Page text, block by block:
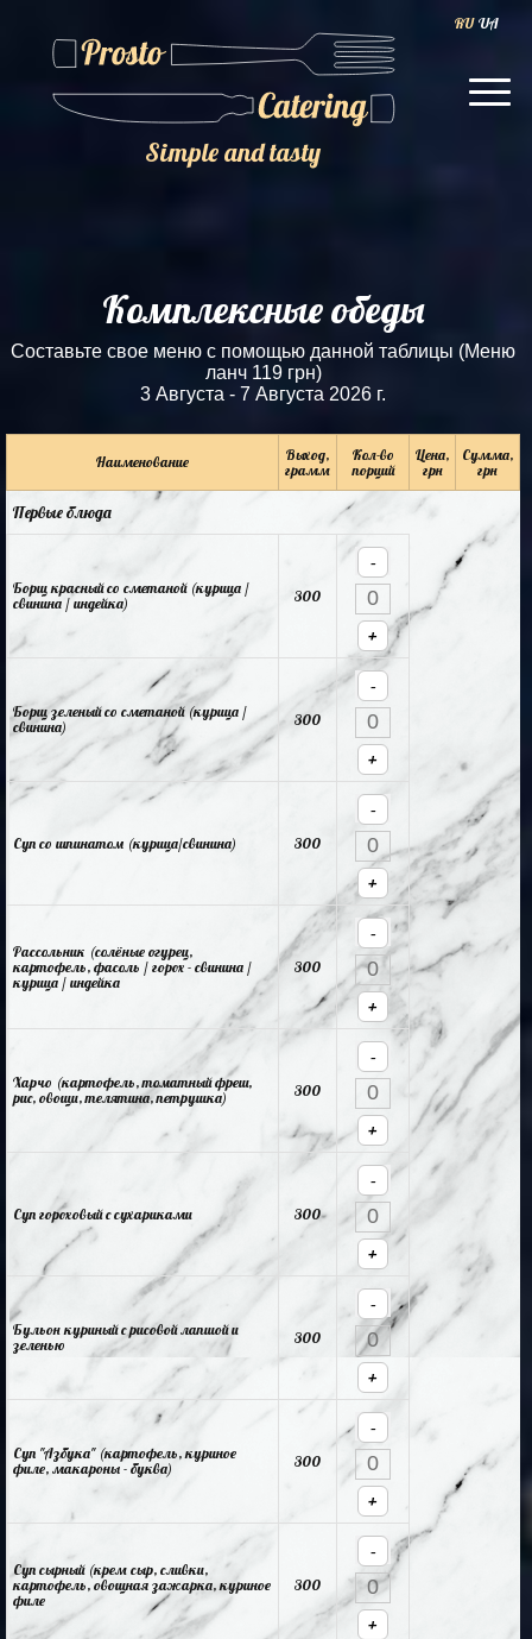
Simple and tasty
RU UA
Комплексные обеды
Составьте свое меню с помощью данной таблицы (Меню
ланч 119 грн)
3 Августа - 7 Августа 2026 г.
Наименование
Выход,
грамм
Кол-во
порций
Цена,
грн
Сумма,
грн
Первые блюда
Борщ красный со сметаной (курица /
свинина / индейка)
300
-
+
Борщ зеленый со сметаной (курица /
свинина)
300
-
+
Суп со шпинатом (курица/свинина) 300
-
+
Рассольник (солёные огурец,
картофель, фасоль / горох - свинина /
курица / индейка
300
-
+
Харчо (картофель, томатный фреш,
рис, овощи, телятина, петрушка)
300
-
+
Суп гороховый с сухариками 300
-
+
Бульон куриный с рисовой лапшой и
зеленью
300
-
+
Суп "Азбука" (картофель, куриное
филе, макароны - буква)
300
-
+
Суп сырный (крем сыр, сливки,
картофель, овощная зажарка, куриное
филе
300
-
+